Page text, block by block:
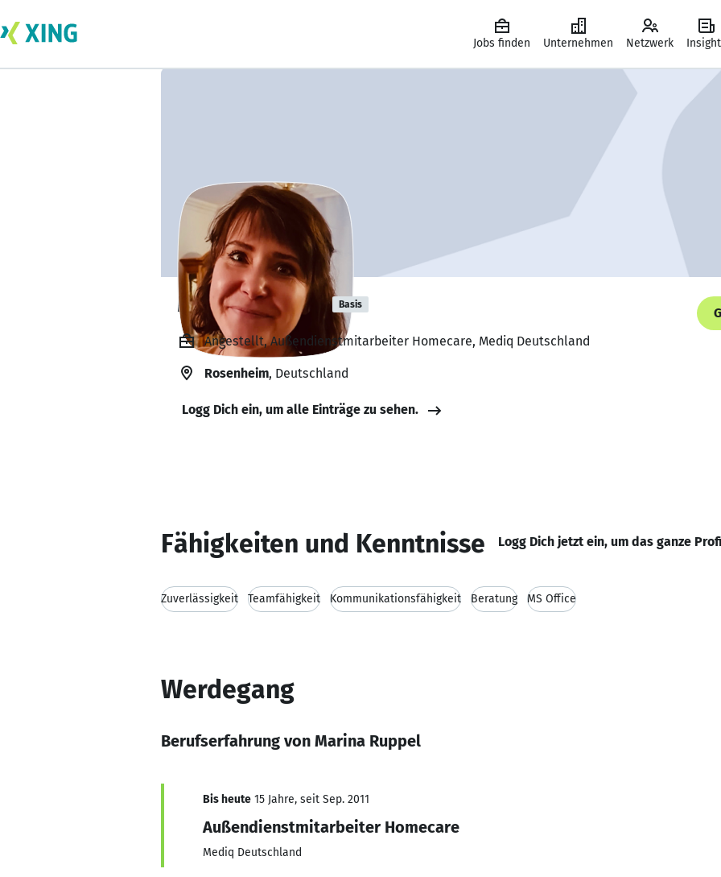
Jobs finden Unternehmen Netzwerk
Marina Ruppel Basis
Angestellt, Außendienstmitarbeiter Homecare, Mediq Deutschland
Rosenheim, Deutschland
Logg Dich ein, um alle Einträge zu sehen.
Fähigkeiten und Kenntnisse Logg Dich jetzt ein, um das ganze
Zuverlässigkeit Teamfähigkeit Kommunikationsfähigkeit Beratung MS Office
Werdegang
Berufserfahrung von Marina Ruppel
Bis heute 15 Jahre, seit Sep. 2011
Außendienstmitarbeiter Homecare
Mediq Deutschland